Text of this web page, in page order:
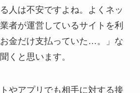
人は不安ですよね。よくネッ
者が運営しているサイトを利
金だけ支払っていた…。」な
くと思います。
やアプリでも相手に対する接